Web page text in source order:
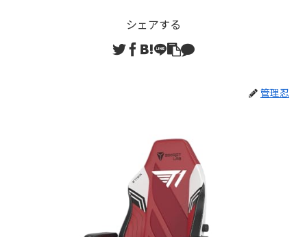
シェアする
管理忍